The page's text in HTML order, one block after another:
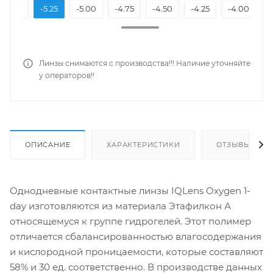
-5.25 -5.00 -4.75 -4.50 -4.25 -4.00
Линзы снимаются с производства!!! Наличие уточняйте
у операторов!!
ОПИСАНИЕ ХАРАКТЕРИСТИКИ ОТЗЫВЫ
Однодневные контактные линзы IQLens Oxygen 1-
day изготовляются из материала Этафилкон А
относящемуся к группе гидрогелей. Этот полимер
отличается сбалансированностью влагосодержания
и кислородной проницаемости, которые составляют
58% и 30 ед. соответственно. В производстве данных